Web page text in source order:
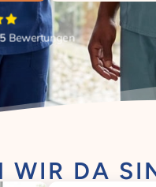
5Bewertungen
WIR DA